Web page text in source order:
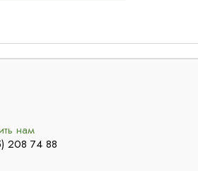
нам
208 74 88